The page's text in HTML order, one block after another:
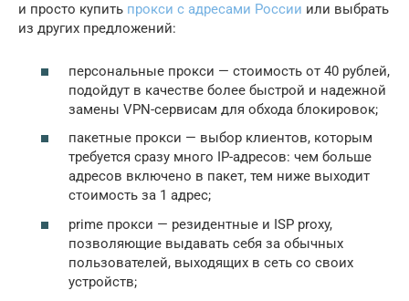
и просто купить прокси с адресами России или выбрать
из других предложений:
персональные прокси — стоимость от 40 рублей,
подойдут в качестве более быстрой и надежной
замены VPN-сервисам для обхода блокировок;
пакетные прокси — выбор клиентов, которым
требуется сразу много IP-адресов: чем больше
адресов включено в пакет, тем ниже выходит
стоимость за 1 адрес;
prime прокси — резидентные и ISP proxy,
позволяющие выдавать себя за обычных
пользователей, выходящих в сеть со своих
устройств;